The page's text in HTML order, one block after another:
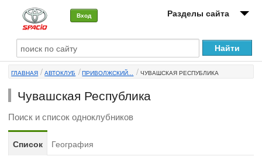
Вход Разделы сайта
О машине
Автоклуб
Форумы
Сервисы и услуги
ГЛАВНАЯ АВТОКЛУБ ПРИВОЛЖСКИЙ... ЧУВАШСКАЯ РЕСПУБЛИКА
Чувашская Республика
Поиск и список одноклубников
Список География